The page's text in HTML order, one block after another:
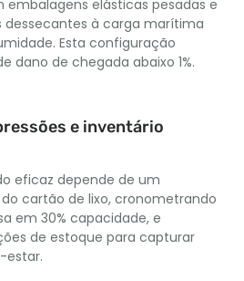
elásticas pesadas e
dessecantes à carga marítima
Esta configuração
dano de chegada abaixo 1%.
e inventário
eficaz depende de um
cartão de lixo, cronometrando
em 30% capacidade, e
de estoque para capturar
estar.